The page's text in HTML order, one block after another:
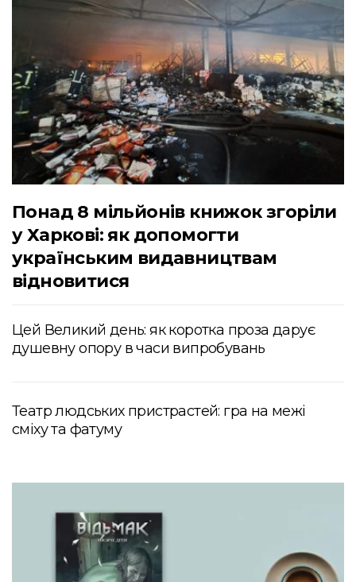
Понад 8 мільйонів книжок згоріли
у Харкові: як допомогти
українським видавництвам
відновитися
Цей Великий день: як коротка проза дарує
душевну опору в часи випробувань
Театр людських пристрастей: гра на межі
сміху та фатуму